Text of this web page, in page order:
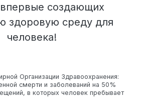
российским нормативам
дом
создающих
здоровую среду для
человека!
Организации Здравоохранения:
смерти и заболеваний на 50%
в которых человек пребывает